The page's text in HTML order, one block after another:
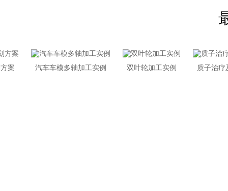
汽车车模多轴加工实例 双叶轮加工实例 质子治疗